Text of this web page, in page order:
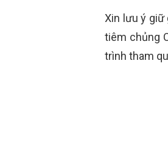
Xin lưu ý giữ
tiêm chủng
trình tham